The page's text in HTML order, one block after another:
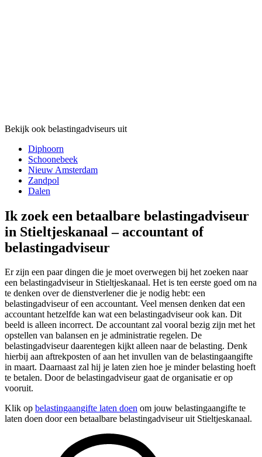
Bekijk ook belastingadviseurs uit
Diphoorn
Schoonebeek
Nieuw Amsterdam
Zandpol
Dalen
Ik zoek een betaalbare belastingadviseur
in Stieltjeskanaal – accountant of
belastingadviseur
Er zijn een paar dingen die je moet overwegen bij het zoeken naar
een belastingadviseur in Stieltjeskanaal. Het is ten eerste goed om na
te denken over de dienstverlener die je nodig hebt: een
belastingadviseur of een accountant. Veel mensen denken dat een
accountant hetzelfde kan wat een belastingadviseur ook kan. Dit
beeld is alleen incorrect. De accountant zal vooral bezig zijn met het
opstellen van balansen en je administratie regelen. De
belastingadviseur daarentegen kijkt alleen naar de belasting. Denk
hierbij aan aftrekposten of aan het invullen van de belastingaangifte
in maart. Daarnaast zal hij je laten zien hoe je minder belasting hoeft
te betalen. Door de belastingadviseur gaat de organisatie er op
vooruit.
Klik op belastingaangifte laten doen om jouw belastingaangifte te
laten doen door een betaalbare belastingadviseur uit Stieltjeskanaal.